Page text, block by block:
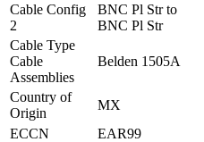
Cable Config
2
BNC Pl Str to
BNC Pl Str
Cable Type
Cable
Assemblies
Belden 1505A
Country of
Origin
MX
ECCN
EAR99